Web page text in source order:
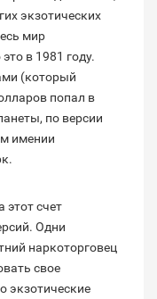
экзотических
мир
в 1981 году.
(который
попал в
по версии
имении
этот счет
Одни
наркоторговец
свое
экзотические